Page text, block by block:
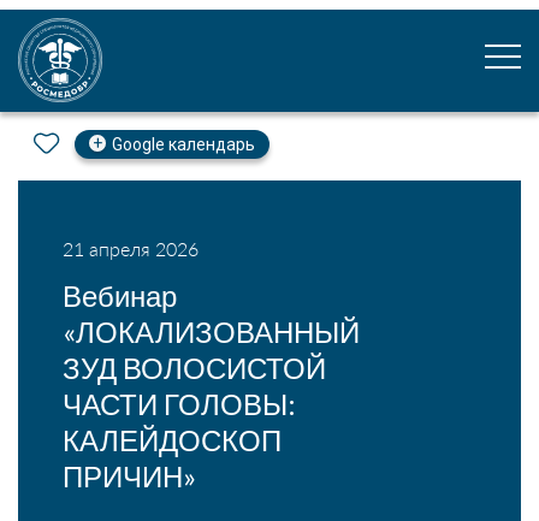
Google календарь
21 апреля 2026
Вебинар
«ЛОКАЛИЗОВАННЫЙ
ЗУД ВОЛОСИСТОЙ
ЧАСТИ ГОЛОВЫ:
КАЛЕЙДОСКОП
ПРИЧИН»